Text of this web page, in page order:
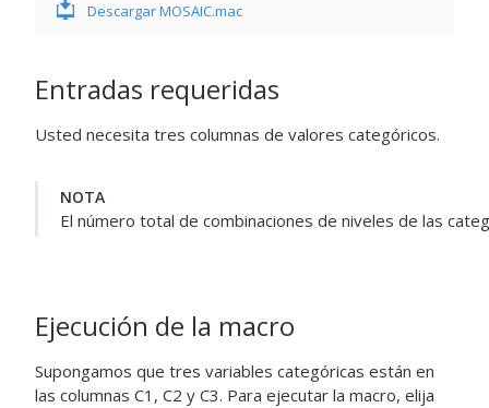
Descargar MOSAIC.mac
Entradas requeridas
Usted necesita tres columnas de valores categóricos.
NOTA
El número total de combinaciones de niveles de las
Ejecución de la macro
Supongamos que tres variables categóricas están en
las columnas C1, C2 y C3. Para ejecutar la macro, elija